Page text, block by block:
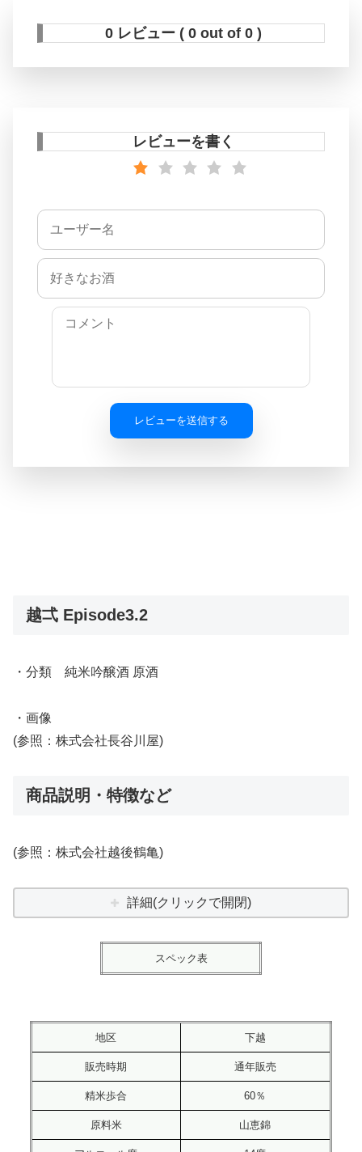
0 レビュー ( 0 out of 0 )
レビューを書く
レビューを送信する
越弌 Episode3.2
・分類 純米吟醸酒 原酒
・画像
(参照：株式会社長谷川屋)
商品説明・特徴など
(参照：株式会社越後鶴亀)
詳細(クリックで開閉)
スペック表
地区 下越
販売時期 通年販売
精米歩合 60％
原料米 山恵錦